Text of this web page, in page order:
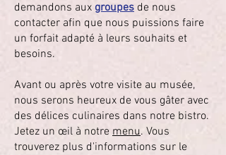
demandons aux groupes de nous
contacter afin que nous puissions faire
un forfait adapté à leurs souhaits et
besoins.
Avant ou après votre visite au musée,
nous serons heureux de vous gâter avec
des délices culinaires dans notre bistro.
Jetez un œil à notre menu. Vous
trouverez plus d'informations sur le